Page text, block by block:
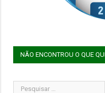
NÃO ENCONTROU O QUE